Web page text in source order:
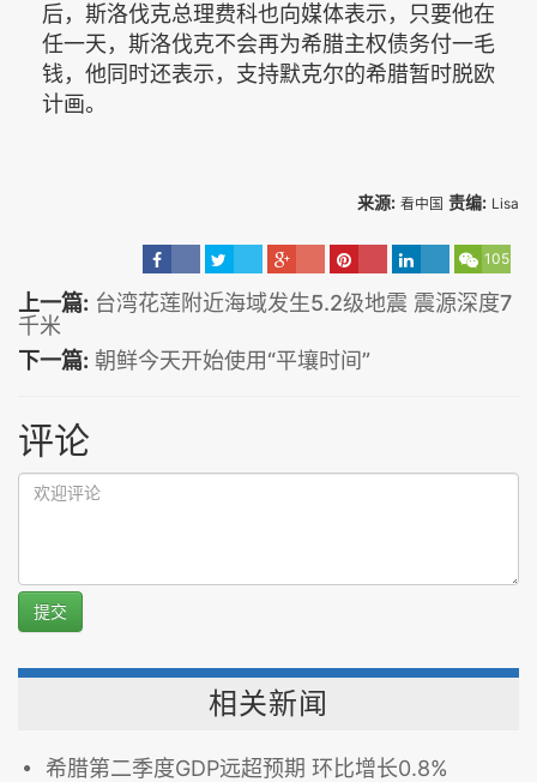
后，斯洛伐克总理费科也向媒体表示，只要他在
任一天，斯洛伐克不会再为希腊主权债务付一毛
钱，他同时还表示，支持默克尔的希腊暂时脱欧
计画。
来源: 看中国 责编: Lisa
105
上一篇: 台湾花莲附近海域发生5.2级地震 震源深度7
千米
下一篇: 朝鲜今天开始使用“平壤时间”
评论
提交
相关新闻
希腊第二季度GDP远超预期 环比增长0.8%